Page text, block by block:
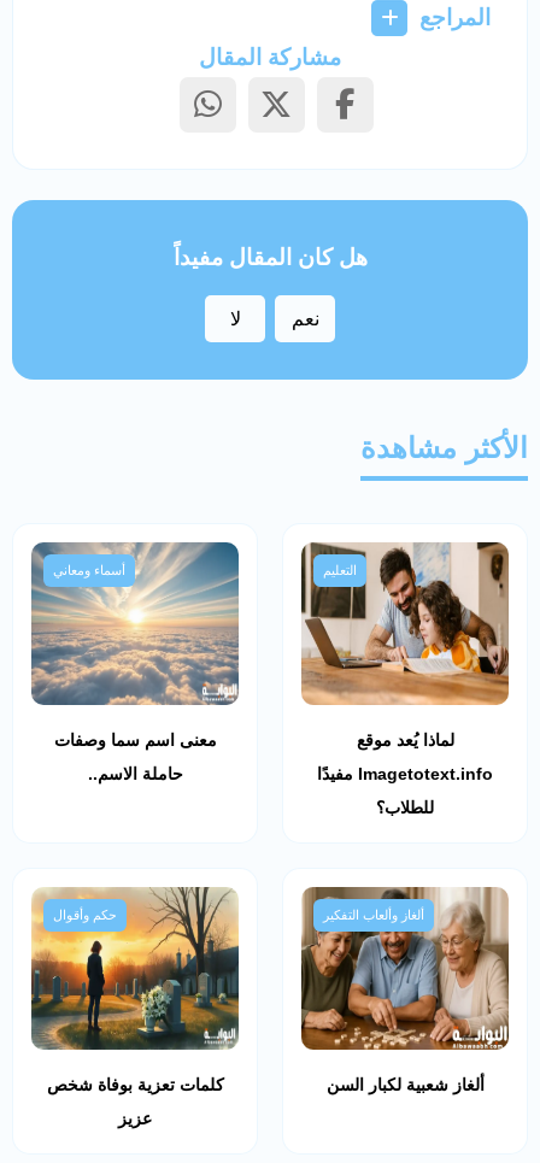
المراجع
مشاركة المقال
هل كان المقال مفيداً
نعم لا
الأكثر مشاهدة
التعليم
لماذا يُعد موقع
Imagetotext.info مفيدًا
للطلاب؟
أسماء ومعاني
معنى اسم سما وصفات
حاملة الاسم..
ألغاز وألعاب التفكير
ألغاز شعبية لكبار السن
حكم وأقوال
كلمات تعزية بوفاة شخص
عزيز